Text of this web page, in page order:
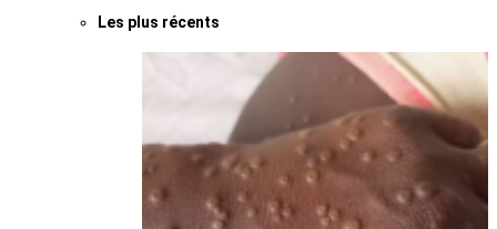
Les plus récents